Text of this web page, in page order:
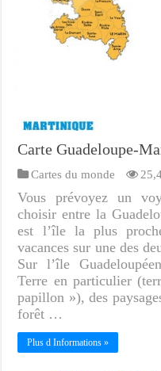
Carte Guadeloupe-
Cartes du monde
Vous prévoyez un
choisir entre la
est l’île la plus
vacances sur une des
Sur l’île
Terre en particulier
papillon »), des
forêt …
Plus d Informations »